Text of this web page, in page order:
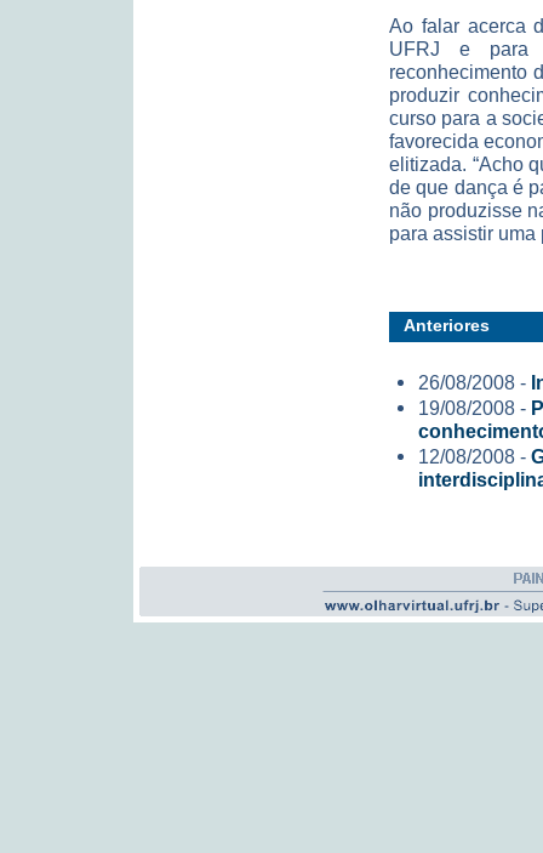
Ao falar acerca
UFRJ e para
reconhecimento
produzir
curso para a
favorecida
elitizada. “Acho
de que dança é
não produzisse
para assistir uma
Anteriores
26/08/2008 -
19/08/2008 -
12/08/2008 -